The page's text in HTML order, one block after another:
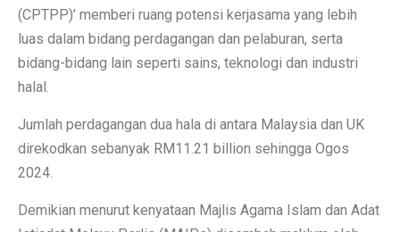
(CPTPP)’ memberi ruang potensi kerjasama yang lebih
luas dalam bidang perdagangan dan pelaburan, serta
bidang-bidang lain seperti sains, teknologi dan industri
halal.
Jumlah perdagangan dua hala di antara Malaysia dan UK
direkodkan sebanyak RM11.21 billion sehingga Ogos
2024.
Demikian menurut kenyataan Majlis Agama Islam dan Adat